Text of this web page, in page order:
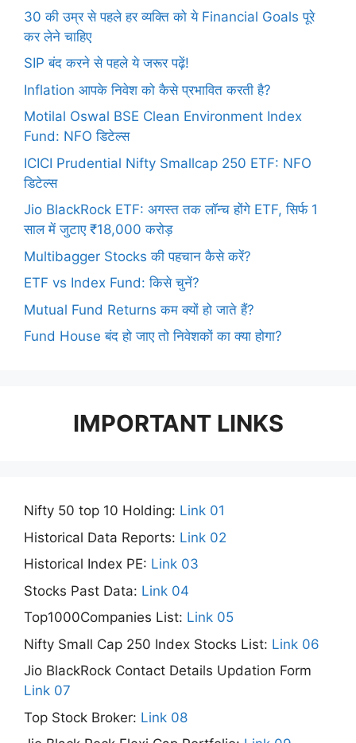
30 की उम्र से पहले हर व्यक्ति को ये Financial Goals पूरे
कर लेने चाहिए
SIP बंद करने से पहले ये जरूर पढ़ें!
Inflation आपके निवेश को कैसे प्रभावित करती है?
Motilal Oswal BSE Clean Environment Index
Fund: NFO डिटेल्स
ICICI Prudential Nifty Smallcap 250 ETF: NFO
डिटेल्स
Jio BlackRock ETF: अगस्त तक लॉन्च होंगे ETF, सिर्फ 1
साल में जुटाए ₹18,000 करोड़
Multibagger Stocks की पहचान कैसे करें?
ETF vs Index Fund: किसे चुनें?
Mutual Fund Returns कम क्यों हो जाते हैं?
Fund House बंद हो जाए तो निवेशकों का क्या होगा?
IMPORTANT LINKS
Nifty 50 top 10 Holding: Link 01
Historical Data Reports: Link 02
Historical Index PE: Link 03
Stocks Past Data: Link 04
Top1000Companies List: Link 05
Nifty Small Cap 250 Index Stocks List: Link 06
Jio BlackRock Contact Details Updation Form
Link 07
Top Stock Broker: Link 08